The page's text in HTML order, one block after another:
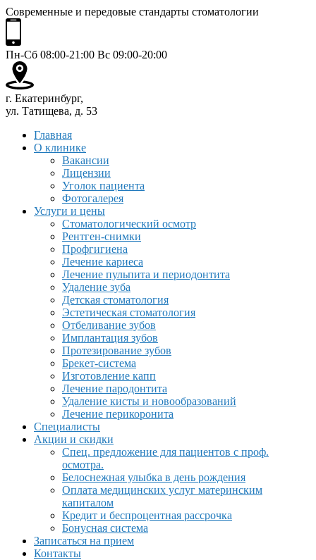
Современные и передовые стандарты стоматологии
Пн-Сб 08:00-21:00 Вс 09:00-20:00
г. Екатеринбург,
ул. Татищева, д. 53
Главная
О клинике
Вакансии
Лицензии
Уголок пациента
Фотогалерея
Услуги и цены
Стоматологический осмотр
Рентген-снимки
Профгигиена
Лечение кариеса
Лечение пульпита и периодонтита
Удаление зуба
Детская стоматология
Эстетическая стоматология
Отбеливание зубов
Имплантация зубов
Протезирование зубов
Брекет-система
Изготовление капп
Лечение пародонтита
Удаление кисты и новообразований
Лечение перикоронита
Специалисты
Акции и скидки
Спец. предложение для пациентов с проф.
осмотра.
Белоснежная улыбка в день рождения
Оплата медицинских услуг материнским
капиталом
Кредит и беспроцентная рассрочка
Бонусная система
Записаться на прием
Контакты